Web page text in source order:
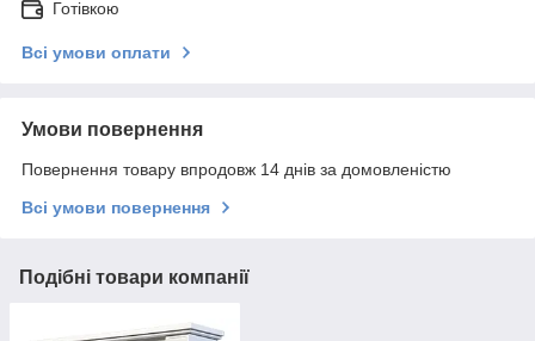
Готівкою
Всі умови оплати
Умови повернення
Повернення товару впродовж 14 днів за домовленістю
Всі умови повернення
Подібні товари компанії